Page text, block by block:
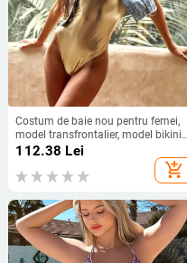
Costum de baie nou pentru femei,
model transfrontalier, model bikini
bronzant multicolor Amazon, dintr-
o singură piesă, model european și
american, Wish Swimsuit
112.38 Lei
add_shopping_cart